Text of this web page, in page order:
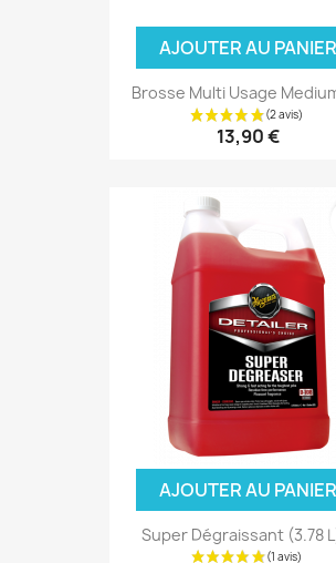
AJOUTER AU PANIER
Brosse Multi Usage
13,90 €
AJOUTER AU PANIER
Super Dégraissant (3.78